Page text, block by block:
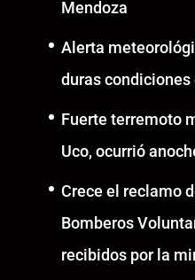
Mendoza
Alerta
duras
Fuerte terremoto
Uco, ocurrió
Crece el reclamo
Bomberos
recibidos por la